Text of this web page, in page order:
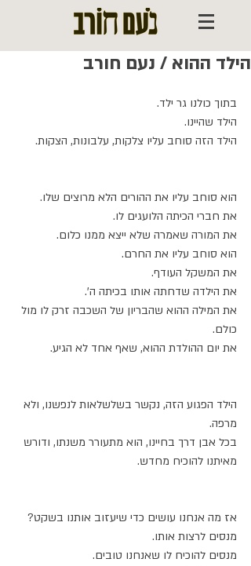
הילד ההוא / נעם חורב
בתוך כולנו גר ילד.
הילד שהיינו.
הילד הזה סוחב עליו צלקות, עלבונות, הצקות.
הוא סוחב עליו את ההורים הלא מרוצים שלו.
את חברי הכיתה הלועגים לו.
את המורה שאמרה שלא ייצא ממנו כלום.
הוא סוחב עליו את החרם.
את המשקל העודף.
את הילדה שדחתה אותו בכיתה ה'.
את המילה ההוא שהבריון של השכבה זרק לו מול
כולם.
את יום ההולדת ההוא, שאף אחד לא הגיע.
הילד הפגוע הזה, נקשר בשלשלאות לנפשנו, ולא
מרפה.
בכל אבן דרך בחיינו, הוא מתעורר משנתו, ודורש
מאיתנו להוכיח מחדש.
אז מה אנחנו עושים כדי שיעזוב אותנו בשקט?
מנסים לרצות אותו.
מנסים להוכיח לו שאנחנו טובים.